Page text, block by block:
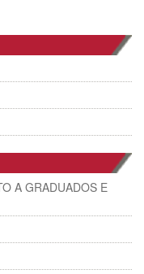
A GRADUADOS E